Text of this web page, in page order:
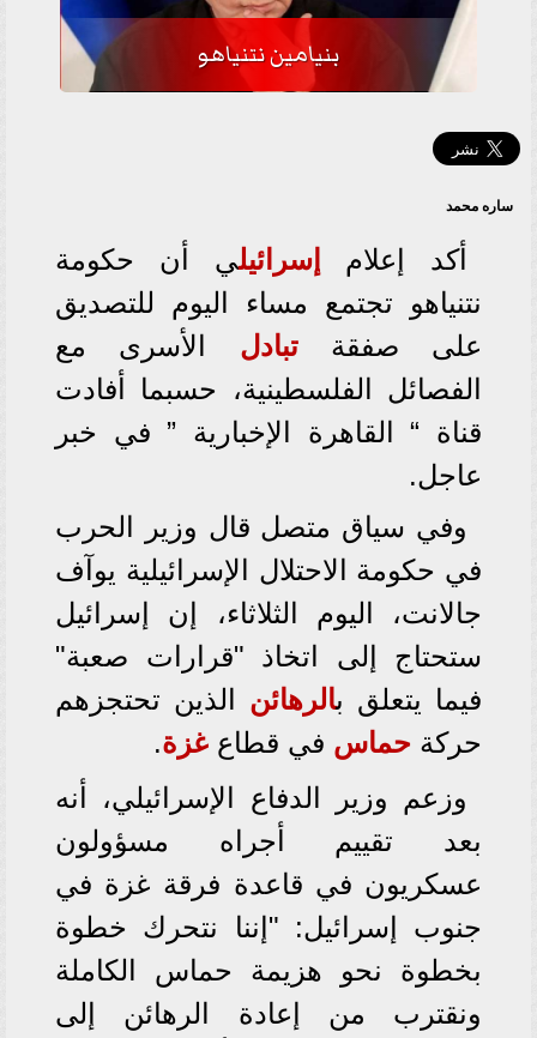
بنيامين نتنياهو
ساره محمد
أكد إعلام إسرائيلي أن حكومة
نتنياهو تجتمع مساء اليوم للتصديق
على صفقةتبادل الأسرى مع
الفصائل الفلسطينية، حسبما أفادت
قناة “ القاهرة الإخبارية ” في خبر
عاجل.
وفي سياق متصل قال وزير الحرب
في حكومة الاحتلال الإسرائيلية يوآف
جالانت، اليوم الثلاثاء، إن إسرائيل
ستحتاج إلى اتخاذ "قرارات صعبة"
فيما يتعلق بالرهائن الذين تحتجزهم
حركة حماس في قطاع غزة.
وزعم وزير الدفاع الإسرائيلي، أنه
بعد تقييم أجراه مسؤولون
عسكريون في قاعدة فرقة غزة في
جنوب إسرائيل: "إننا نتحرك خطوة
بخطوة نحو هزيمة حماس الكاملة
ونقترب من إعادة الرهائن إلى